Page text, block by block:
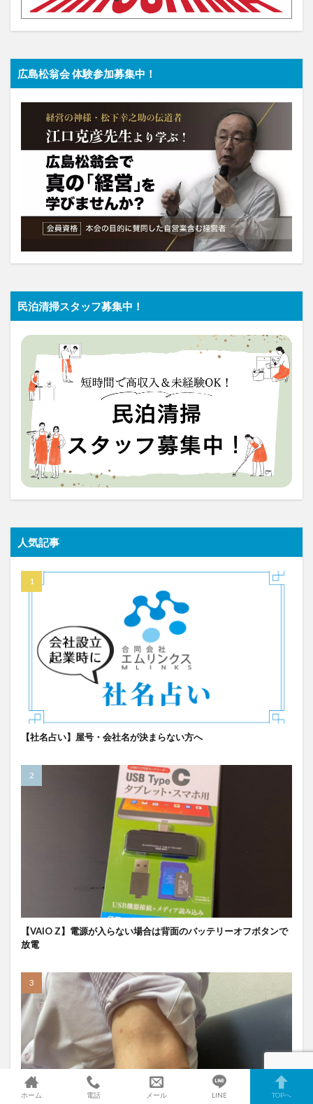
広島松翁会 体験参加募集中！
民泊清掃スタッフ募集中！
人気記事
【社名占い】屋号・会社名が決まらない方へ
【VAIO Z】電源が入らない場合は背面のバッテリーオフボタンで
放電
ホーム 電話 メール LINE TOPへ